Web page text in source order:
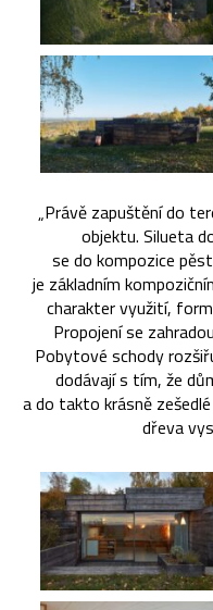
„Právě zapuštění do
objektu. Silueta
se do kompozice
je základním
charakter využití,
Propojení se
Pobytové schody
dodávají s tím, že
a do takto krásně
dřeva